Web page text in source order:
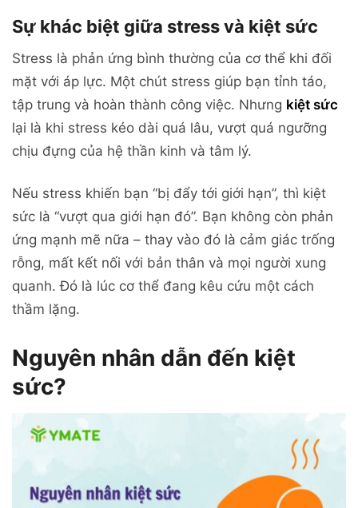
Sự khác biệt giữa stress và kiệt sức
Stress là phản ứng bình thường của cơ thể khi đối
mặt với áp lực. Một chút stress giúp bạn tỉnh táo,
tập trung và hoàn thành công việc. Nhưng kiệt sức
lại là khi stress kéo dài quá lâu, vượt quá ngưỡng
chịu đựng của hệ thần kinh và tâm lý.
Nếu stress khiến bạn “bị đẩy tới giới hạn”, thì kiệt
sức là “vượt qua giới hạn đó”. Bạn không còn phản
ứng mạnh mẽ nữa – thay vào đó là cảm giác trống
rỗng, mất kết nối với bản thân và mọi người xung
quanh. Đó là lúc cơ thể đang kêu cứu một cách
thầm lặng.
Nguyên nhân dẫn đến kiệt
sức?